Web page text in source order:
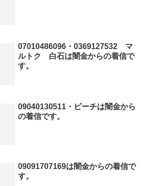
07010486096・0369127532 マ
ルトク 白石は闇金からの着信で
す。
09040130511・ピーチは闇金から
の着信です。
09091707169は闇金からの着信で
す。